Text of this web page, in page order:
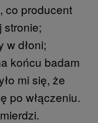
co producent
stronie;
w dłoni;
końcu badam
mi się, że
po włączeniu.